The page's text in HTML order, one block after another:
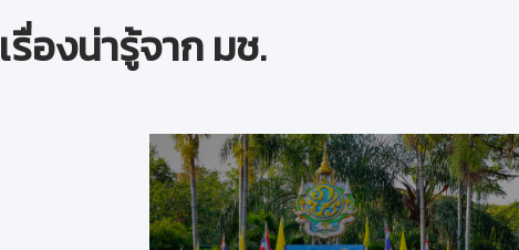
เรื่องน่ารู้จาก มช.
วันที่ 8 พฤษาคม 63
ศูนย์วิจัยพหุวิทยาการเกี่ยวกับเหมี้ยงมหาวิทยาลัยเชียงใหม่